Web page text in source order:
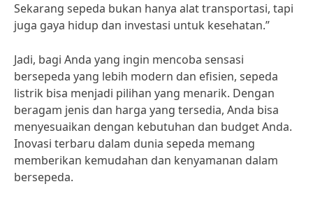
Sekarang sepeda bukan hanya alat transportasi, tapi
juga gaya hidup dan investasi untuk kesehatan.”
Jadi, bagi Anda yang ingin mencoba sensasi
bersepeda yang lebih modern dan efisien, sepeda
listrik bisa menjadi pilihan yang menarik. Dengan
beragam jenis dan harga yang tersedia, Anda bisa
menyesuaikan dengan kebutuhan dan budget Anda.
Inovasi terbaru dalam dunia sepeda memang
memberikan kemudahan dan kenyamanan dalam
bersepeda.